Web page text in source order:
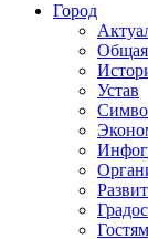
Город
Устав